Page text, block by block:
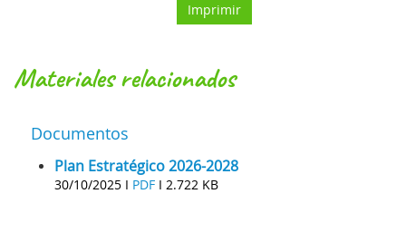
Imprimir
materiales relacionados
Documentos
Plan Estratégico 2026-2028
30/10/2025 I PDF I 2.722 KB